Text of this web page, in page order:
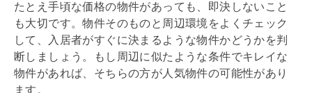
たとえ手頃な価格の物件があっても、即決しないこと
も大切です。物件そのものと周辺環境をよくチェック
して、入居者がすぐに決まるような物件かどうかを判
断しましょう。もし周辺に似たような条件でキレイな
物件があれば、そちらの方が人気物件の可能性があり
ます。